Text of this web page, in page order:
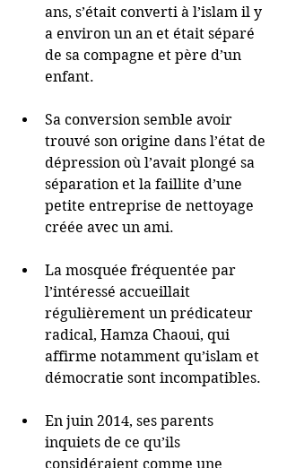
ans, s’était converti à l’islam il y
a environ un an et était séparé
de sa compagne et père d’un
enfant.
Sa conversion semble avoir
trouvé son origine dans l’état de
dépression où l’avait plongé sa
séparation et la faillite d’une
petite entreprise de nettoyage
créée avec un ami.
La mosquée fréquentée par
l’intéressé accueillait
régulièrement un prédicateur
radical, Hamza Chaoui, qui
affirme notamment qu’islam et
démocratie sont incompatibles.
En juin 2014, ses parents
inquiets de ce qu’ils
considéraient comme une